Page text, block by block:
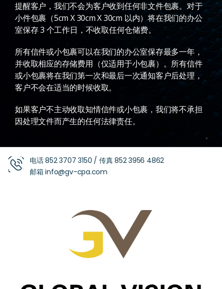
提醒客户，我们不会为客户收到任何非文件包裹。对于
小件包裹（5cm X 30cm X 30cm 以内）将在我们的办公
室保存 3 个工作日，不收取任何仓储费。
所有信件或小包裹可以在我们的办公室保存最多一年，
并收取相应的存储费用（仅适用于小包裹）。所有信件
或小包裹将在我们第一次和最后一次通知客户后处理，
客户不会在适当的时候收取。
如果客户不主动收取知情信件或小包裹，我们将不承担
因处理文件而产生的任何法律责任。
电话852 3707 3150 / 传真852 3956 4862
邮箱info@gv-cpa.com